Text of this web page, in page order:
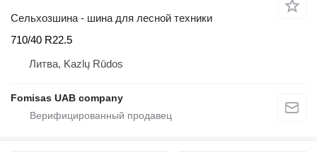
Сельхозшина - шина для лесной техники
710/40 R22.5
Литва, Kazlų Rūdos
Fomisas UAB company